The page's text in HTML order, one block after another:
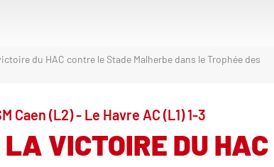
du HAC contre le Stade Malherbe dans le Trophée des
Caen (L2) - Le Havre AC (L1) 1-3
VICTOIRE DU HAC